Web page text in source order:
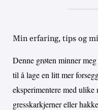
Min erfaring, tips og
Denne grøten minner
til å lage en litt mer
eksperimentere med
gresskarkjerner eller